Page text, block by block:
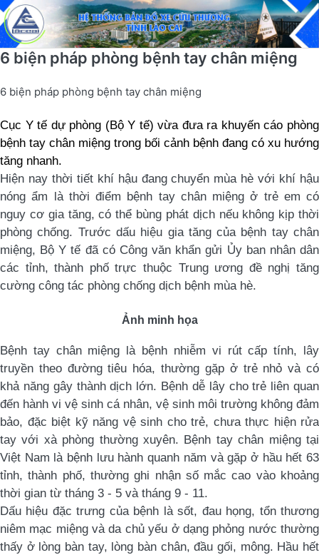
6 biện pháp phòng bệnh tay chân miệng
6 biện pháp phòng bệnh tay chân miệng
Cục Y tế dự phòng (Bộ Y tế) vừa đưa ra khuyến cáo phòng
bệnh tay chân miệng trong bối cảnh bệnh đang có xu hướng
tăng nhanh.
Hiện nay thời tiết khí hậu đang chuyển mùa hè với khí hậu
nóng ẩm là thời điểm bệnh tay chân miệng ở trẻ em có
nguy cơ gia tăng, có thể bùng phát dịch nếu không kịp thời
phòng chống. Trước dấu hiệu gia tăng của bệnh tay chân
miệng, Bộ Y tế đã có Công văn khẩn gửi Ủy ban nhân dân
các tỉnh, thành phố trực thuộc Trung ương đề nghị tăng
cường công tác phòng chống dịch bệnh mùa hè.
Ảnh minh họa
Bệnh tay chân miệng là bệnh nhiễm vi rút cấp tính, lây
truyền theo đường tiêu hóa, thường gặp ở trẻ nhỏ và có
khả năng gây thành dịch lớn. Bệnh dễ lây cho trẻ liên quan
đến hành vi vệ sinh cá nhân, vệ sinh môi trường không đảm
bảo, đặc biệt kỹ năng vệ sinh cho trẻ, chưa thực hiện rửa
tay với xà phòng thường xuyên. Bệnh tay chân miệng tại
Việt Nam là bệnh lưu hành quanh năm và gặp ở hầu hết 63
tỉnh, thành phố, thường ghi nhận số mắc cao vào khoảng
thời gian từ tháng 3 - 5 và tháng 9 - 11.
Dấu hiệu đặc trưng của bệnh là sốt, đau họng, tổn thương
niêm mạc miệng và da chủ yếu ở dạng phỏng nước thường
thấy ở lòng bàn tay, lòng bàn chân, đầu gối, mông. Hầu hết